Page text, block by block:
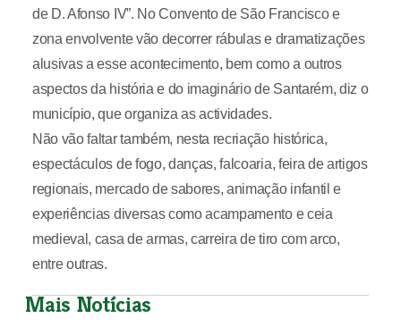
de D. Afonso IV”. No Convento de São Francisco e
zona envolvente vão decorrer rábulas e dramatizações
alusivas a esse acontecimento, bem como a outros
aspectos da história e do imaginário de Santarém, diz o
município, que organiza as actividades.
Não vão faltar também, nesta recriação histórica,
espectáculos de fogo, danças, falcoaria, feira de artigos
regionais, mercado de sabores, animação infantil e
experiências diversas como acampamento e ceia
medieval, casa de armas, carreira de tiro com arco,
entre outras.
Mais Notícias